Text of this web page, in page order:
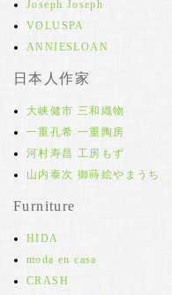
Joseph Joseph
VOLUSPA
ANNIESLOAN
日本人作家
大峡健市 三和織物
一重孔希 一重陶房
河村寿昌 工房もず
山内泰次 御蒔絵やまうち
Furniture
HIDA
moda en casa
CRASH